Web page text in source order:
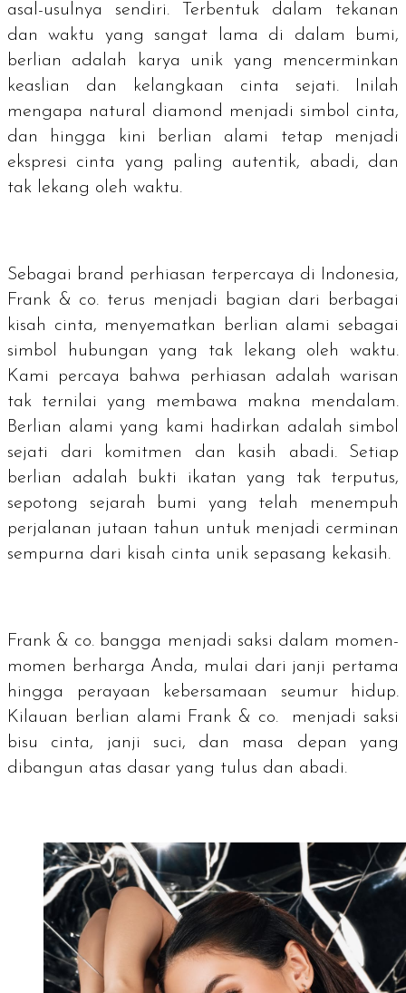
asal-usulnya sendiri. Terbentuk dalam tekanan
dan waktu yang sangat lama di dalam bumi,
berlian adalah karya unik yang mencerminkan
keaslian dan kelangkaan cinta sejati. Inilah
mengapa natural diamond menjadi simbol cinta,
dan hingga kini berlian alami tetap menjadi
ekspresi cinta yang paling autentik, abadi, dan
tak lekang oleh waktu.
Sebagai brand perhiasan terpercaya di Indonesia,
Frank & co. terus menjadi bagian dari berbagai
kisah cinta, menyematkan berlian alami sebagai
simbol hubungan yang tak lekang oleh waktu.
Kami percaya bahwa perhiasan adalah warisan
tak ternilai yang membawa makna mendalam.
Berlian alami yang kami hadirkan adalah simbol
sejati dari komitmen dan kasih abadi. Setiap
berlian adalah bukti ikatan yang tak terputus,
sepotong sejarah bumi yang telah menempuh
perjalanan jutaan tahun untuk menjadi cerminan
sempurna dari kisah cinta unik sepasang kekasih.
Frank & co. bangga menjadi saksi dalam momen-
momen berharga Anda, mulai dari janji pertama
hingga perayaan kebersamaan seumur hidup.
Kilauan berlian alami Frank & co. menjadi saksi
bisu cinta, janji suci, dan masa depan yang
dibangun atas dasar yang tulus dan abadi.